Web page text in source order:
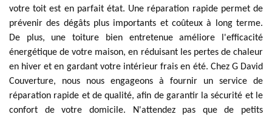
votre toit est en parfait état. Une réparation rapide permet de
prévenir des dégâts plus importants et coûteux à long terme.
De plus, une toiture bien entretenue améliore l'efficacité
énergétique de votre maison, en réduisant les pertes de chaleur
en hiver et en gardant votre intérieur frais en été. Chez G David
Couverture, nous nous engageons à fournir un service de
réparation rapide et de qualité, afin de garantir la sécurité et le
confort de votre domicile. N'attendez pas que de petits